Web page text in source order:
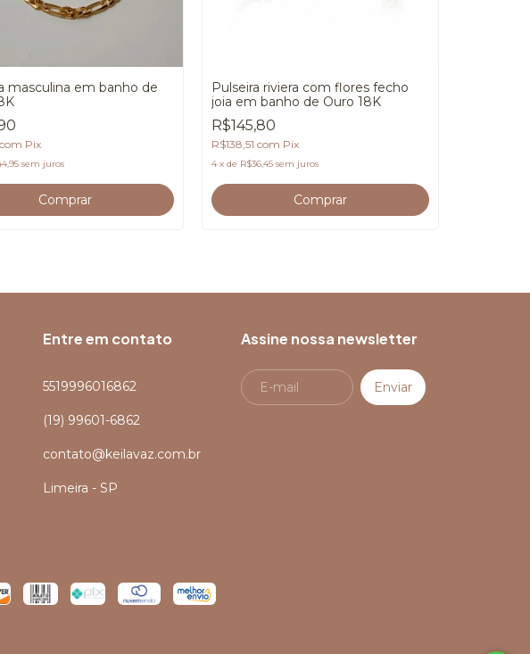
masculina em banho de
com Pix
sem juros
Pulseira riviera com flores fecho
joia em banho de Ouro 18K
R$145,80
R$138,51 com Pix
4 x de R$36,45 sem juros
Entre em contato
5519996016862
(19) 99601-6862
contato@keilavaz.com.br
Limeira - SP
Assine nossa newsletter